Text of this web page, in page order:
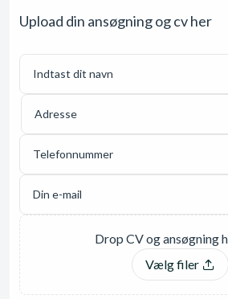
Upload din ansøgning og cv her
Vælg filer